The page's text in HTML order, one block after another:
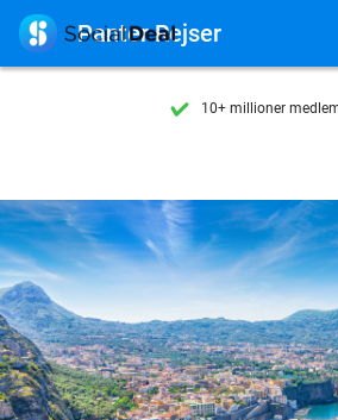
Tilgængelig 7 dage
10+ millioner
Tilgængelig 7 dage
10+ millioner
 Panter Rejser